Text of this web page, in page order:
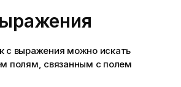
с выражения можно искать
полям, связанным с полем